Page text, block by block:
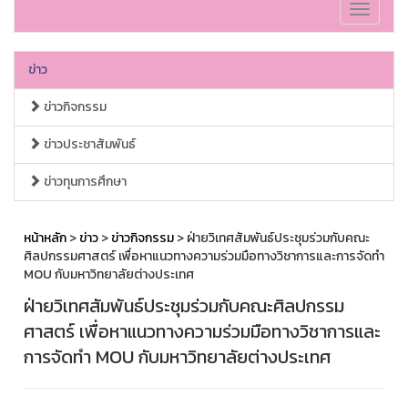
Toggle
ข่าว
ข่าวกิจกรรม
ข่าวประชาสัมพันธ์
ข่าวทุนการศึกษา
หน้าหลัก>ข่าว>ข่าวกิจกรรม> ฝ่ายวิเทศสัมพันธ์ประชุมร่วมกับคณะ
ศิลปกรรมศาสตร์ เพื่อหาแนวทางความร่วมมือทางวิชาการและการจัดทำ
MOU กับมหาวิทยาลัยต่างประเทศ
ฝ่ายวิเทศสัมพันธ์ประชุมร่วมกับคณะศิลปกรรม
ศาสตร์ เพื่อหาแนวทางความร่วมมือทางวิชาการและ
การจัดทำ MOU กับมหาวิทยาลัยต่างประเทศ